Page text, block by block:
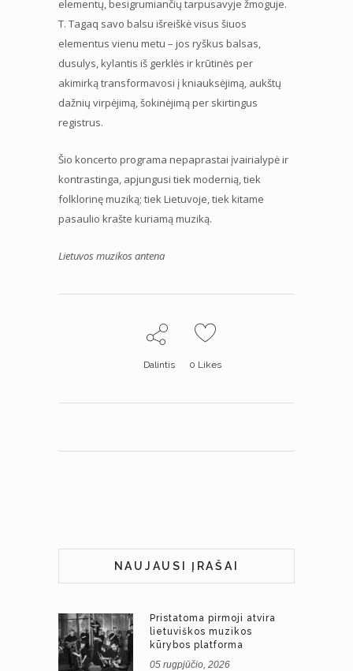
elementų, besigrumiančių tarpusavyje žmoguje.
T. Tagaq savo balsu išreiškė visus šiuos
elementus vienu metu – jos ryškus balsas,
dusulys, kylantis iš gerklės ir krūtinės per
akimirką transformavosi į kniauksėjimą, aukštų
dažnių virpėjimą, šokinėjimą per skirtingus
registrus.
Šio koncerto programa nepaprastai įvairialypė ir
kontrastinga, apjungusi tiek modernią, tiek
folklorinę muziką; tiek Lietuvoje, tiek kitame
pasaulio krašte kuriamą muziką.
Lietuvos muzikos antena
Dalintis 0 Likes
NAUJAUSI ĮRAŠAI
Pristatoma pirmoji atvira
lietuviškos muzikos
kūrybos platforma
05 rugpjūčio, 2026